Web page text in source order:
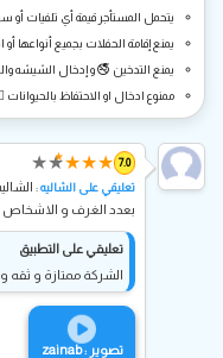
يتحمل المستأجر قيمة أي تلفيات أو
يمنع إقامة الحفلات بجميع أنواعها
يمنع التدخين 🚭 و إدخال الشيشه
ممنوع ادخال او الاحتفاظ بالحيوانات
7.0
★
★
★
★
★
★
تعليقي على الشاليه:
بعدد الغرف و الاشخاص
تعليقي على التطبيق
الشركة ممتازة و ثقه و
تصوير : zainab